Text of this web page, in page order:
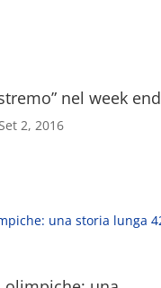
nel week end
Set 2, 2016